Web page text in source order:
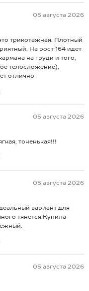
05 августа 2026
трикотажная. Плотный
На рост 164 идет
на груди и того,
телосложение),
отлично
05 августа 2026
тоненькая!!!
05 августа 2026
вариант для
тянется.Купила
05 августа 2026